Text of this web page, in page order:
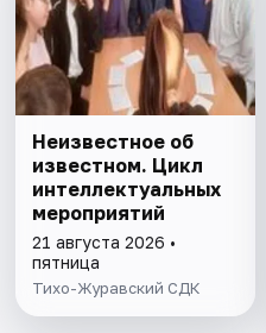
Неизвестное об
известном. Цикл
интеллектуальных
мероприятий
21 августа 2026 •
пятница
Тихо-Журавский СДК